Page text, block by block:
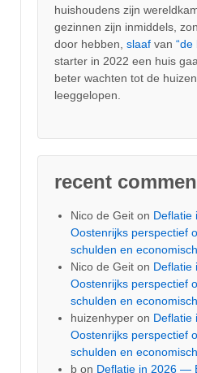
huishoudens zijn
gezinnen zijn inmiddels,
door hebben, slaaf van “de
starter in 2022 een huis
beter wachten tot de
leeggelopen.
recent
Nico de Geit on
Oostenrijks perspectief
schulden en
Nico de Geit on
Oostenrijks perspectief
schulden en
huizenhyper on
Oostenrijks perspectief
schulden en
b on Deflatie in 2026 —